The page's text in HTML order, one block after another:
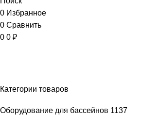
0 Избранное
0 Сравнить
0 0 ₽
Категории товаров
Оборудование для бассейнов 1137